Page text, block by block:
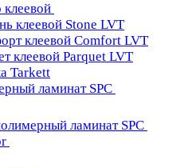
клеевой
клеевой Stone LVT
клеевой Comfort LVT
клеевой Parquet LVT
Tarkett
ламинат SPC
ламинат SPC